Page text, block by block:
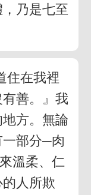
乃是七至
住在我裡
善。』我
方。無論
一部分─肉
溫柔、仁
人所欺